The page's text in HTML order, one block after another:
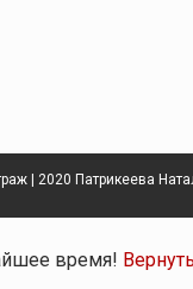
| 2020 Патрикеева
время!